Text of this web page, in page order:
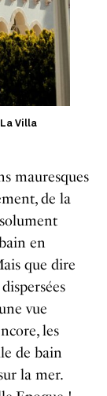
Villa
mauresques
de la
en
que dire
vue
les
de bain
la mer.